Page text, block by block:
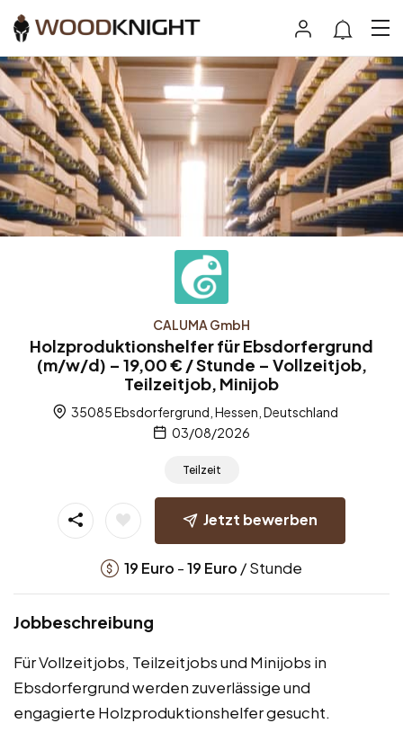
CALUMA GmbH
Holzproduktionshelfer für Ebsdorfergrund
(m/w/d) – 19,00 € / Stunde – Vollzeitjob,
Teilzeitjob, Minijob
35085 Ebsdorfergrund, Hessen, Deutschland
03/08/2026
Teilzeit
Jetzt bewerben
19 Euro -19 Euro / Stunde
Jobbeschreibung
Für Vollzeitjobs, Teilzeitjobs und Minijobs in
Ebsdorfergrund werden zuverlässige und
engagierte Holzproduktionshelfer gesucht.